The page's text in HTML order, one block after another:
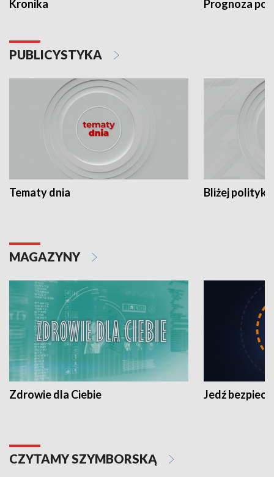
Kronika Prognoza
PUBLICYSTYKA
Tematy dnia Bliżej polityki
MAGAZYNY
Zdrowie dla Ciebie Jedź
CZYTAMY SZYMBORSKĄ